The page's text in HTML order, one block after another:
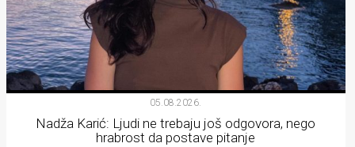
05.08.2026.
Nadža Karić: Ljudi ne trebaju još odgovora, nego
hrabrost da postave pitanje